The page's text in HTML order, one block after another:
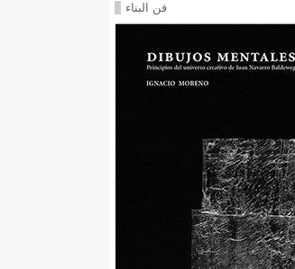
فن البناء